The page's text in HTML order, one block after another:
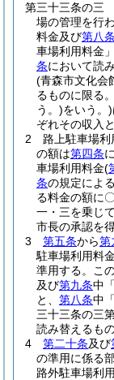
第三十三条の三
場の管理を行
料金及び第八条
車場利用料金
条において読
(青森市文化会
るものに限る
う。)をいう。)
ぞれその収入
2
路上駐車場利
の額は第四条
車場利用料金(
条の規定によ
る料金の額に
一・三を乗じ
市長の承認を
3
第五条から第
駐車場利用料
準用する。
こ
及び第九条中
と、 第八条中
三十三条の三
読み替えるも
4
第二十条及び
の準用に係る
路外駐車場利